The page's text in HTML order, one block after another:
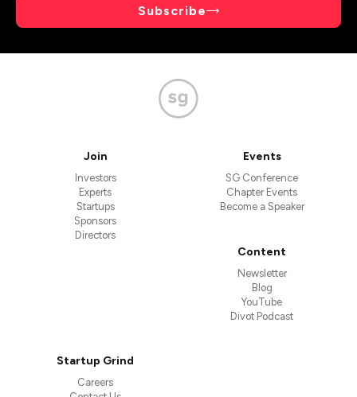
Subscribe
Join
Investors
Experts
Startups
Sponsors
Directors
Events
SG Conference
Chapter Events
Become a Speaker
Content
Newsletter
Blog
YouTube
Divot Podcast
Startup Grind
Careers